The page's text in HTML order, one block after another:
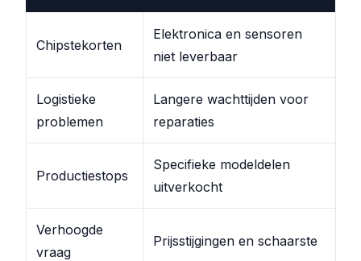
Chipstekorten
Elektronica en sensoren
niet leverbaar
Logistieke
problemen
Langere wachttijden voor
reparaties
Productiestops
Specifieke modeldelen
uitverkocht
Verhoogde
vraag
Prijsstijgingen en schaarste